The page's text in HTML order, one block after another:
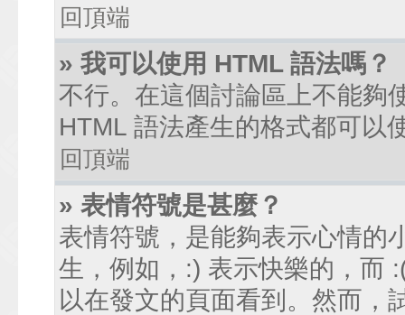
回頂端
» 我可以使用 HTML 語法嗎？
不行。在這個討論區上不能夠
HTML 語法產生的格式都可以
回頂端
» 表情符號是甚麼？
表情符號，是能夠表示心情的
生，例如，:) 表示快樂的，而
以在發文的頁面看到。然而，